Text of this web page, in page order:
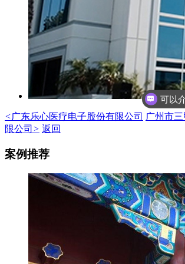
<广东乐心医疗电子股份有限公司 广州市
限公司 > 返回
案例推荐